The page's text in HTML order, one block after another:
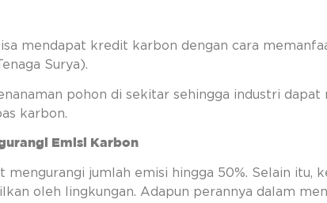
mendapat kredit karbon dengan cara
Surya).
pohon di sekitar sehingga industri
karbon.
Emisi Karbon
mengurangi jumlah emisi hingga 50%. Selain itu,
oleh lingkungan. Adapun perannya dalam